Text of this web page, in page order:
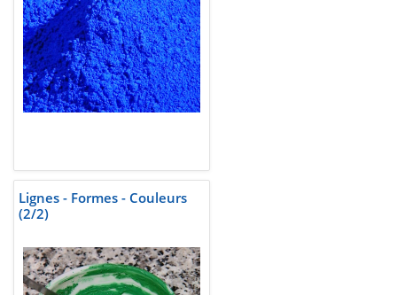
Lignes - Formes - Couleurs
(2/2)